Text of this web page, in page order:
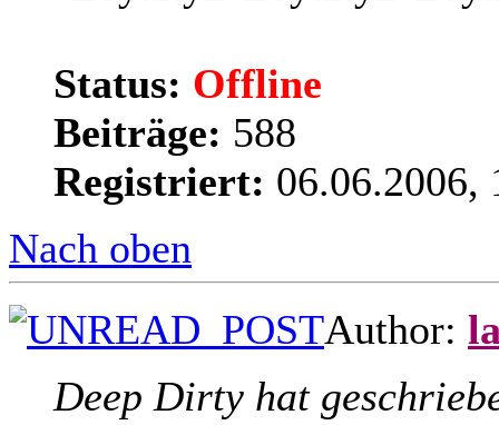
Status: Offline
Beiträge: 588
Registriert: 06.06.2006,
Nach oben
Author:
Deep Dirty hat